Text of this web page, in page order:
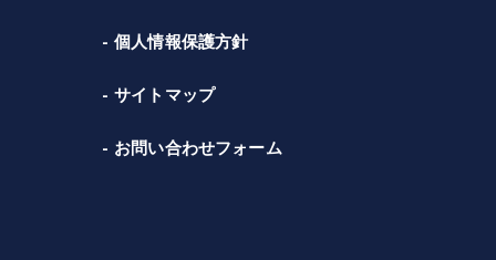
個人情報保護方針
サイトマップ
お問い合わせフォーム